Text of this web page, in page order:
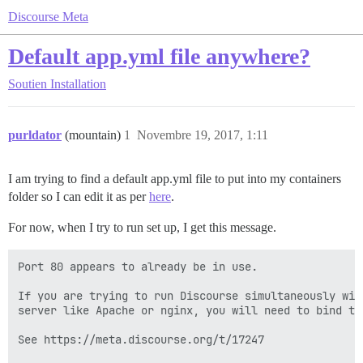
Discourse Meta
Default app.yml file anywhere?
Soutien Installation
purldator (mountain) Novembre 19, 2017, 1:11
1
I am trying to find a default app.yml file to put into my containers
folder so I can edit it as perhere.
For now, when I try to run set up, I get this message.
Port 80 appears to already be in use.
If you are trying to run Discourse simultaneously
server like Apache or nginx, you will need to bind
See https://meta.discourse.org/t/17247